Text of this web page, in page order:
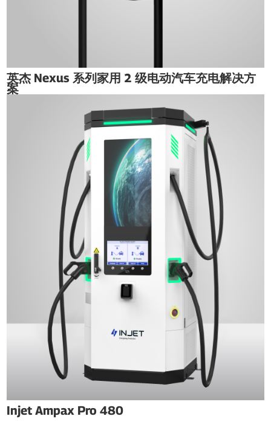
英杰 Nexus 系列家用 2 级电动汽车充电解决方
案
Injet Ampax Pro 480